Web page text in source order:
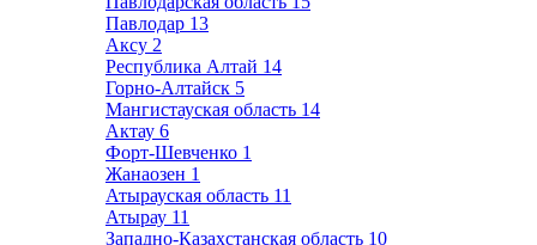
Павлодар 13
Аксу 2
Республика Алтай 14
Горно-Алтайск 5
Мангистауская область 14
Актау 6
Форт-Шевченко 1
Жанаозен 1
Атырауская область 11
Атырау 11
Западно-Казахстанская область 10